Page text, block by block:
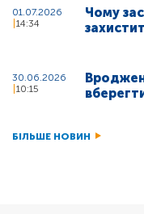
01.07.2026
14:34
Чому
30.06.2026
10:15
БІЛЬШЕ НОВИН